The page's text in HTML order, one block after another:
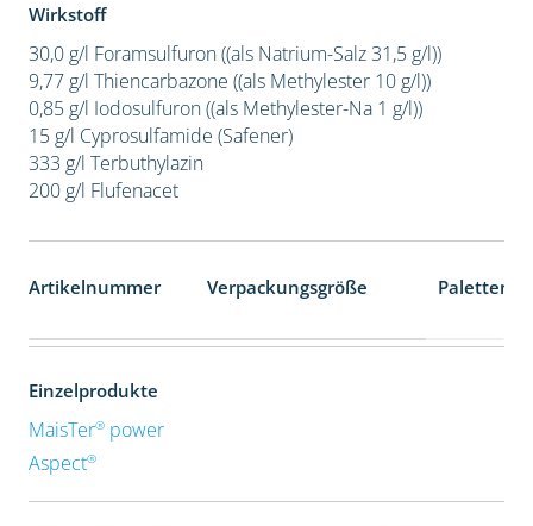
Wirkstoff
30,0 g/l Foramsulfuron ((als Natrium-Salz 31,5 g/l))
9,77 g/l Thiencarbazone ((als Methylester 10 g/l))
0,85 g/l Iodosulfuron ((als Methylester-Na 1 g/l))
15 g/l Cyprosulfamide (Safener)
333 g/l Terbuthylazin
200 g/l Flufenacet
Artikelnummer Verpackungsgröße
Einzelprodukte
MaisTer®power
Aspect®